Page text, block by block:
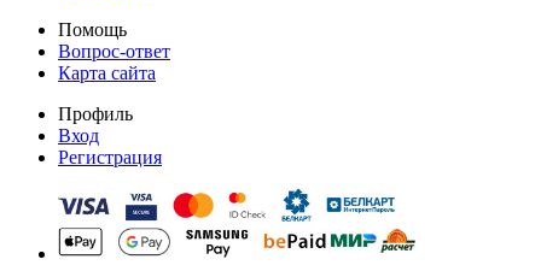
Помощь
Вопрос-ответ
Карта сайта
Профиль
Вход
Регистрация